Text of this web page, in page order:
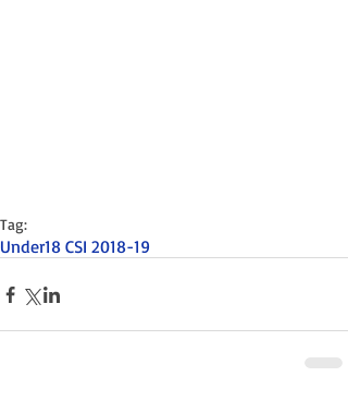
Tag:
Under18 CSI 2018-19